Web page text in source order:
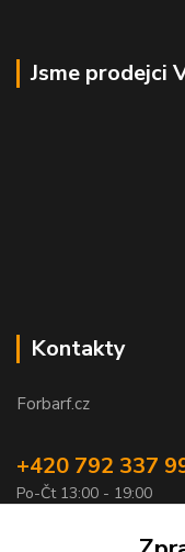
Jsme prodejci
Kontakty
Forbarf.cz
+420 792 337
Po-Čt 13:00 - 19:00